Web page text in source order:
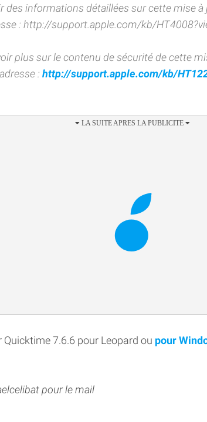
des informations détaillées sur cette mise à
: http://support.apple.com/kb/
plus sur le contenu de sécurité de cette
: http://support.apple.com/kb/
Quicktime 7.6.6 pour Leopard ou pour
pour le mail